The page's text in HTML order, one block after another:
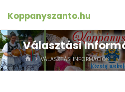
content
Koppanyszanto.hu
Választási
HOMEVÁLASZTÁSI INFORMÁCIÓK